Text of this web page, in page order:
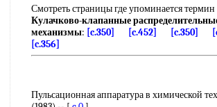
Смотреть страницы где упоминается термин
Кулачково-клапанные
механизмы: [c.350] [c.452] [c.350]
[c.356]
Пульсационная аппаратура в химической